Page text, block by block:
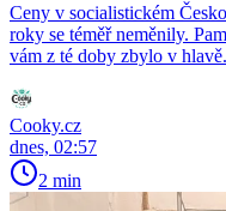
Ceny v socialistickém
roky se téměř neměnily.
vám z té doby zbylo v hlavě.
Cooky.cz
dnes, 02:57
2 min